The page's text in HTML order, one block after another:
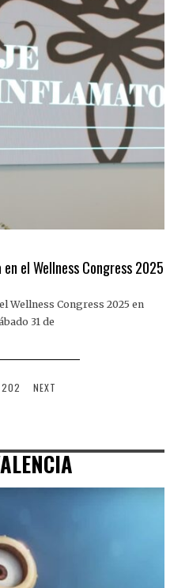
el Wellness Congress 2025
Wellness Congress 2025 en
31 de
202 NEXT